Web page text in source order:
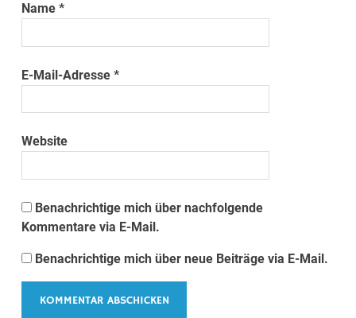
Name*
E-Mail-Adresse*
Website
Benachrichtige mich über nachfolgende
Kommentare via E-Mail.
Benachrichtige mich über neue Beiträge via E-Mail.